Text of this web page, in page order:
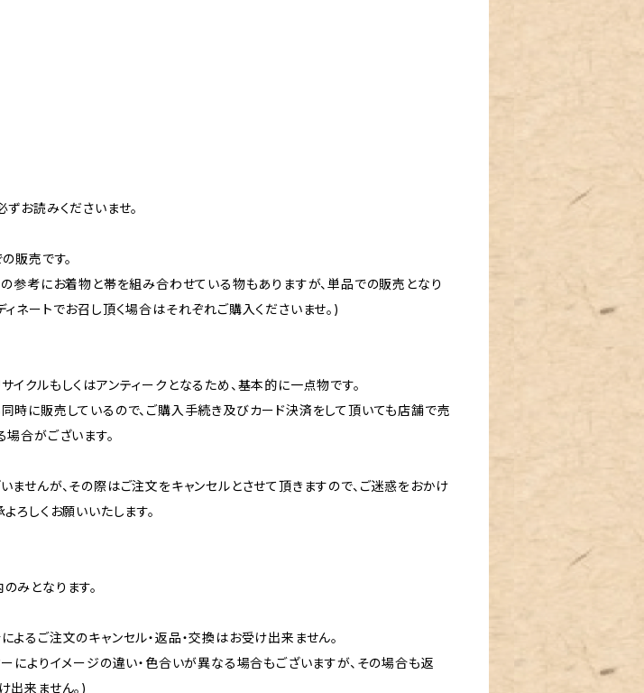
ずお読みくださいませ。
販売です。
参考にお着物と帯を組み合わせている物もありますが、単品での販売となり
ィネートでお召し頂く場合はそれぞれご購入くださいませ。)
イクルもしくはアンティークとなるため、基本的に一点物です。
時に販売しているので、ご購入手続き及びカード決済をして頂いても店舗で売
場合がございます。
ませんが、その際はご注文をキャンセルとさせて頂きますので、ご迷惑をおかけ
よろしくお願いいたします。
みとなります。
よるご注文のキャンセル・返品・交換はお受け出来ません。
によりイメージの違い・色合いが異なる場合もございますが、その場合も返
出来ません。)